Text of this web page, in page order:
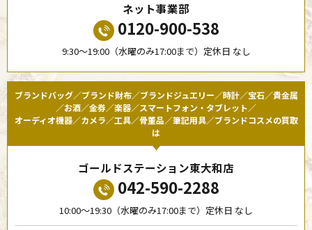
ネット事業部
0120-900-538
9:30〜19:00（水曜のみ17:00まで）定休日 なし
ブランドバッグ／ブランド財布／ブランドジュエリー／時計／宝石／貴金属
／お酒／金券／楽器／スマートフォン・タブレット／
オーディオ機器／カメラ／工具／骨董品／筆記用具／ブランドコスメの買取
は
ゴールドステーション東大和店
042-590-2288
10:00〜19:30（水曜のみ17:00まで）定休日 なし